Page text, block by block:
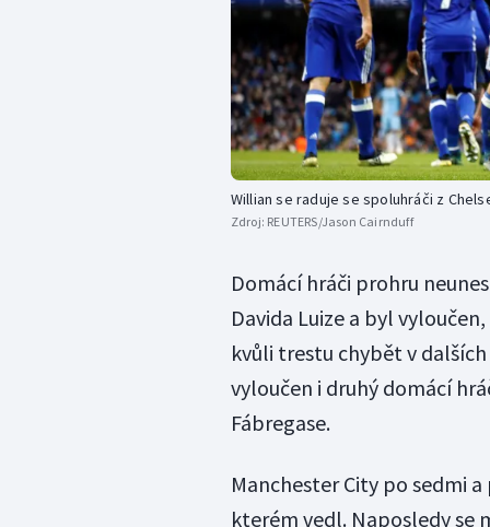
Willian se raduje se spoluhráči z
Zdroj: REUTERS/Jason Cairnduff
Domácí hráči prohru
Davida Luize a byl
kvůli trestu chybět v
vyloučen i druhý domácí
Fábregase.
Manchester City po sedmi
kterém vedl. Naposledy se